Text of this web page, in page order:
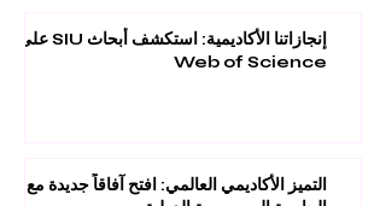
إنجازاتنا الأكاديمية: استكشف أبحاث SIU على
Web of Science
التميز الأكاديمي العالمي: افتح آفاقاً جديدة مع